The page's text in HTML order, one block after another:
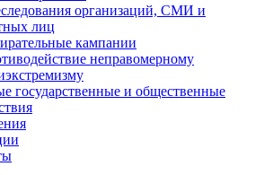
организаций, СМИ и
лиц
кампании
неправомерному
государственные и общественные